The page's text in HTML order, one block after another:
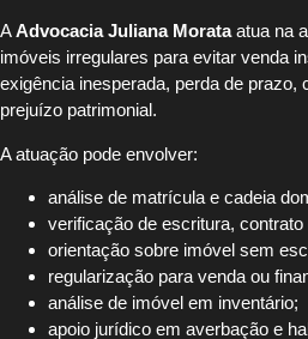
AAdvocacia Juliana Morataatua na
imóveis irregulares para evitar venda
exigência inesperada, perda de prazo,
prejuízo patrimonial.
A atuação pode envolver:
análise de matrícula e cadeia
verificação de escritura, contrato
orientação sobre imóvel sem
regularização para venda ou
análise de imóvel em inventário;
apoio jurídico em averbação e